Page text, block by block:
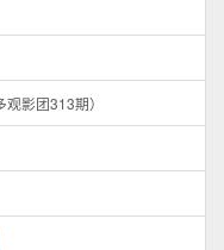
影团313期）